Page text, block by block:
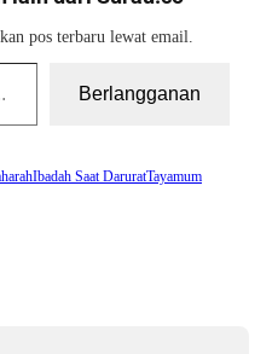
pos terbaru lewat email.
Berlangganan
Ibadah Saat DaruratTayamum